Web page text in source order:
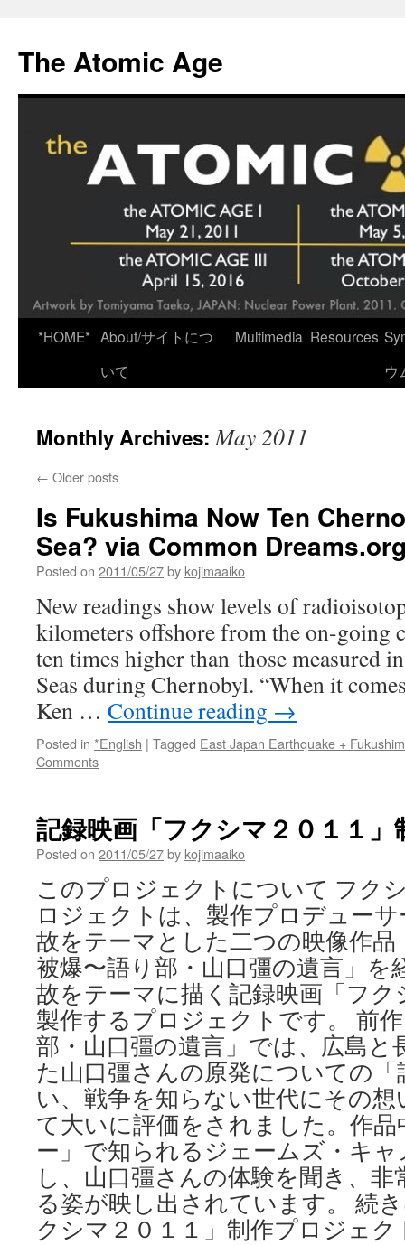
content
The Atomic Age
*HOME* About/サイトにつ
いて
Multimedia Resources
ウ
Monthly Archives:May 2011
← Older posts
Is Fukushima Now Ten
Sea? via Common
Posted on 2011/05/27by kojimaaiko
New readings show levels of
kilometers offshore from the on-going
ten times higher than those measured
Seas during Chernobyl. “When it
Ken … Continue reading →
Posted in *English | Tagged East Japan Earthquake +
Comments
記録映画「フクシマ２０１１
Posted on 2011/05/27by kojimaaiko
このプロジェクトについて フク
ロジェクトは、製作プロデュー
故をテーマとした二つの映像作品
被爆〜語り部・山口彊の遺言」を
故をテーマに描く記録映画「フク
製作するプロジェクトです。 前
部・山口彊の遺言」では、広島と
た山口彊さんの原発についての
い、戦争を知らない世代にその
て大いに評価をされました。作
ー」で知られるジェームズ・キ
し、山口彊さんの体験を聞き、
る姿が映し出されています。 続
クシマ２０１１」制作プロジェク